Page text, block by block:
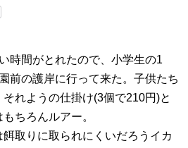
時間がとれたので、小学生の1
前の護岸に行って来た。子供たち
れようの仕掛け(3個で210円)と
ちろんルアー。
取りに取られにくいだろうイカ